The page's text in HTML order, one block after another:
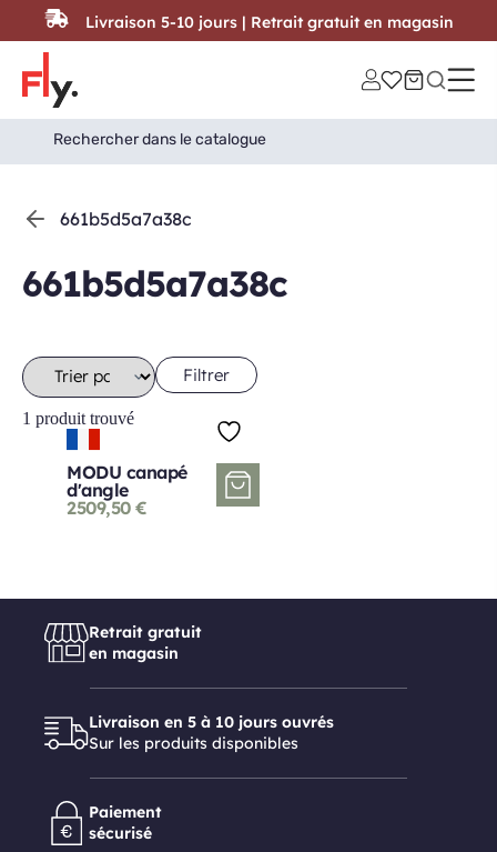
Passer au contenu
Search
for:
Search Button
661b5d5a7a38c
661b5d5a7a38c
Filtrer
1 produit trouvé
MODU canapé
d'angle
2509,50 €
Retrait gratuit
en magasin
Livraison en 5 à 10 jours ouvrés
Sur les produits disponibles
Paiement
sécurisé
Livraison 5-10 jours | Retrait gratuit en magasin